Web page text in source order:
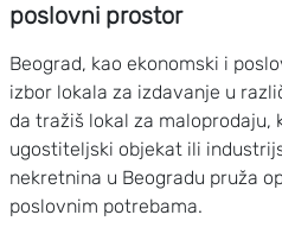
poslovni prostor
Beograd, kao ekonomski i
izbor lokala za izdavanje u
da tražiš lokal za maloprodaju,
ugostiteljski objekat ili
nekretnina u Beogradu pruža
poslovnim potrebama.